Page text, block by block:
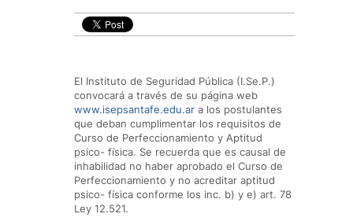
El Instituto de Seguridad Pública (I.Se.P.)
convocará a través de su página web
www.isepsantafe.edu.ar a los postulantes
que deban cumplimentar los requisitos de
Curso de Perfeccionamiento y Aptitud
psico- física. Se recuerda que es causal de
inhabilidad no haber aprobado el Curso de
Perfeccionamiento y no acreditar aptitud
psico- física conforme los inc. b) y e) art. 78
Ley 12.521.